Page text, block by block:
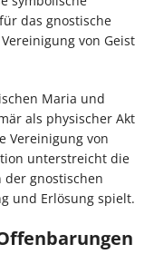
das gnostische
von Geist
Maria und
als physischer Akt
Vereinigung von
unterstreicht die
der gnostischen
und Erlösung spielt.